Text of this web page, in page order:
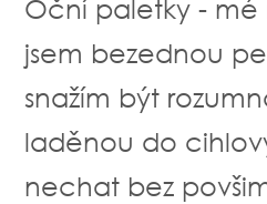
Oční paletky - mé
jsem bezednou
snažím být
laděnou do
nechat bez